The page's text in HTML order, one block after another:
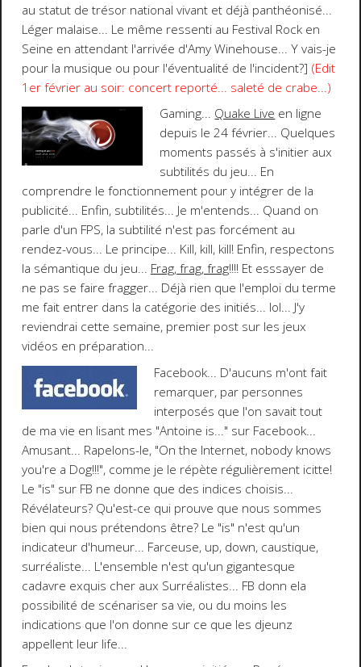
au statut de trésor national vivant et déjà panthéonisé...
Léger malaise... Le même ressenti au Festival Rock en
Seine en attendant l'arrivée d'Amy Winehouse... Y vais-je
pour la musique ou pour l'éventualité de l'incident?] (Edit
1er février au soir: concert reporté... saleté de crabe...)
Gaming... Quake Live en ligne
depuis le 24 février... Quelques
moments passés à s'initier aux
subtilités du jeu... En
comprendre le fonctionnement pour y intégrer de la
publicité... Enfin, subtilités... Je m'entends... Quand on
parle d'un FPS, la subtilité n'est pas forcément au
rendez-vous... Le principe... Kill, kill, kill! Enfin, respectons
la sémantique du jeu... Frag, frag, frag!!!!Et esssayer de
ne pas se faire fragger... Déjà rien que l'emploi du terme
me fait entrer dans la catégorie des initiés... lol... J'y
reviendrai cette semaine, premier post sur les jeux
vidéos en préparation...
Facebook... D'aucuns m'ont fait
remarquer, par personnes
interposés que l'on savait tout
de ma vie en lisant mes "Antoine is..." sur Facebook...
Amusant... Rapelons-le, "On the Internet, nobody knows
you're a Dog!!!", comme je le répète régulièrement icitte!
Le "is" sur FB ne donne que des indices choisis...
Révélateurs? Qu'est-ce qui prouve que nous sommes
bien qui nous prétendons être? Le "is" n'est qu'un
indicateur d'humeur... Farceuse, up, down, caustique,
surréaliste... L'ensemble n'est qu'un gigantesque
cadavre exquis cher aux Surréalistes... FB donn ela
possibilité de scénariser sa vie, ou du moins les
indications que l'on donne sur ce que les djeunz
appellent leur life...